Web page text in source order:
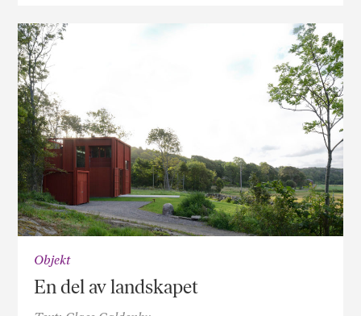
Objekt
En del av landskapet